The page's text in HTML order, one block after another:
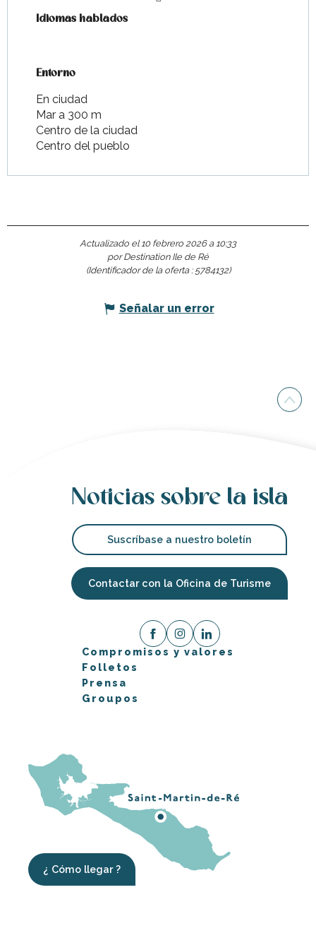
Idiomas hablados
Idiomas hablados
Entorno
Entorno
En ciudad
Mar a 300 m
Centro de la ciudad
Centro del pueblo
Actualizado el 10 febrero 2026 a 10:33
por Destination Ile de Ré
(Identificador de la oferta : 5784132)
Señalar un error
Noticias sobre la isla
Suscríbase a nuestro boletín
Contactar con la Oficina de Turisme
Compromisos y valores
Folletos
Prensa
Groupos
¿ Cómo llegar ?